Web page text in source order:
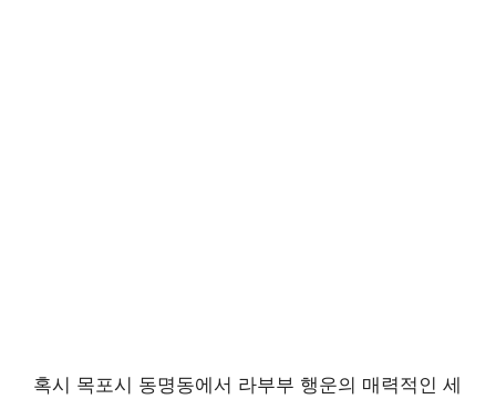
혹시 목포시 동명동에서 라부부 행운의 매력적인 세